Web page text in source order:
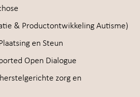
& Productontwikkeling Autisme)
en Steun
Open Dialogue
zorg en